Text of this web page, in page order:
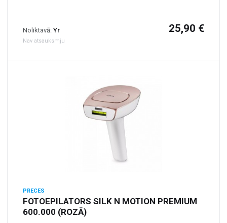
Noliktavā: Yr
Nav atsauksmju
25,90 €
PRECES
FOTOEPILATORS SILK N MOTION PREMIUM
600.000 (ROZĀ)